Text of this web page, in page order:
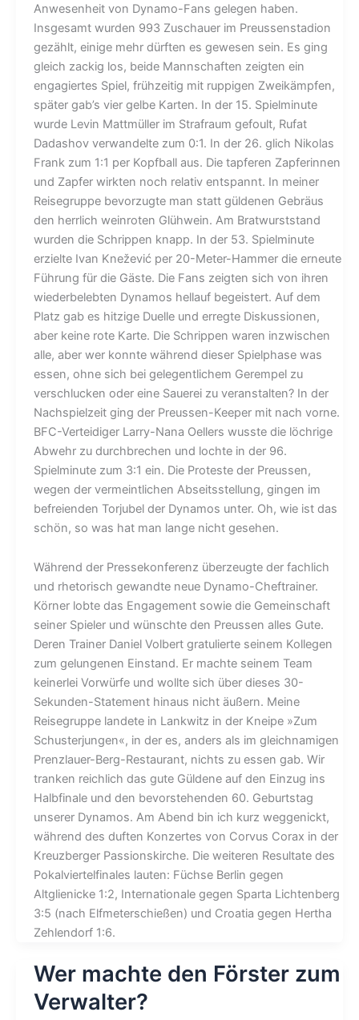
Anwesenheit von Dynamo-Fans gelegen haben.
Insgesamt wurden 993 Zuschauer im Preussenstadion
gezählt, einige mehr dürften es gewesen sein. Es ging
gleich zackig los, beide Mannschaften zeigten ein
engagiertes Spiel, frühzeitig mit ruppigen Zweikämpfen,
später gab’s vier gelbe Karten. In der 15. Spielminute
wurde Levin Mattmüller im Strafraum gefoult, Rufat
Dadashov verwandelte zum 0:1. In der 26. glich Nikolas
Frank zum 1:1 per Kopfball aus. Die tapferen Zapferinnen
und Zapfer wirkten noch relativ entspannt. In meiner
Reisegruppe bevorzugte man statt güldenen Gebräus
den herrlich weinroten Glühwein. Am Bratwurststand
wurden die Schrippen knapp. In der 53. Spielminute
erzielte Ivan Knežević per 20-Meter-Hammer die erneute
Führung für die Gäste. Die Fans zeigten sich von ihren
wiederbelebten Dynamos hellauf begeistert. Auf dem
Platz gab es hitzige Duelle und erregte Diskussionen,
aber keine rote Karte. Die Schrippen waren inzwischen
alle, aber wer konnte während dieser Spielphase was
essen, ohne sich bei gelegentlichem Gerempel zu
verschlucken oder eine Sauerei zu veranstalten? In der
Nachspielzeit ging der Preussen-Keeper mit nach vorne.
BFC-Verteidiger Larry-Nana Oellers wusste die löchrige
Abwehr zu durchbrechen und lochte in der 96.
Spielminute zum 3:1 ein. Die Proteste der Preussen,
wegen der vermeintlichen Abseitsstellung, gingen im
befreienden Torjubel der Dynamos unter. Oh, wie ist das
schön, so was hat man lange nicht gesehen.
Während der Pressekonferenz überzeugte der fachlich
und rhetorisch gewandte neue Dynamo-Cheftrainer.
Körner lobte das Engagement sowie die Gemeinschaft
seiner Spieler und wünschte den Preussen alles Gute.
Deren Trainer Daniel Volbert gratulierte seinem Kollegen
zum gelungenen Einstand. Er machte seinem Team
keinerlei Vorwürfe und wollte sich über dieses 30-
Sekunden-Statement hinaus nicht äußern. Meine
Reisegruppe landete in Lankwitz in der Kneipe »Zum
Schusterjungen«, in der es, anders als im gleichnamigen
Prenzlauer-Berg-Restaurant, nichts zu essen gab. Wir
tranken reichlich das gute Güldene auf den Einzug ins
Halbfinale und den bevorstehenden 60. Geburtstag
unserer Dynamos. Am Abend bin ich kurz weggenickt,
während des duften Konzertes von Corvus Corax in der
Kreuzberger Passionskirche. Die weiteren Resultate des
Pokalviertelfinales lauten: Füchse Berlin gegen
Altglienicke 1:2, Internationale gegen Sparta Lichtenberg
3:5 (nach Elfmeterschießen) und Croatia gegen Hertha
Zehlendorf 1:6.
Wer machte den Förster zum
Verwalter?